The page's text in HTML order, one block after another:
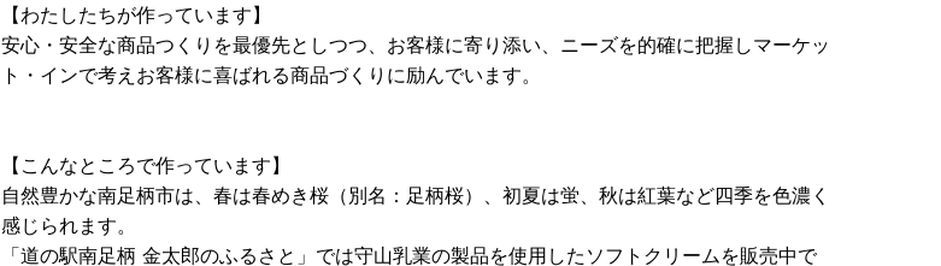
【わたしたちが作っています】
安心・安全な商品つくりを最優先としつつ、お客様に寄り添い、ニーズを的確に把握しマーケッ
ト・インで考えお客様に喜ばれる商品づくりに励んでいます。
【こんなところで作っています】
自然豊かな南足柄市は、春は春めき桜（別名：足柄桜）、初夏は蛍、秋は紅葉など四季を色濃く
感じられます。
「道の駅南足柄 金太郎のふるさと」では守山乳業の製品を使用したソフトクリームを販売中で